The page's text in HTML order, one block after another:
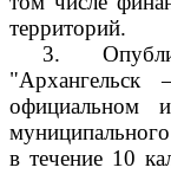
территорий.
3.
официальном
в течение 10